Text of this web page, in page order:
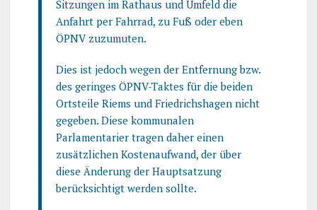
Sitzungen im Rathaus und Umfeld die
Anfahrt per Fahrrad, zu Fuß oder eben
ÖPNV zuzumuten.
Dies ist jedoch wegen der Entfernung bzw.
des geringes ÖPNV-Taktes für die beiden
Ortsteile Riems und Friedrichshagen nicht
gegeben. Diese kommunalen
Parlamentarier tragen daher einen
zusätzlichen Kostenaufwand, der über
diese Änderung der Hauptsatzung
berücksichtigt werden sollte.